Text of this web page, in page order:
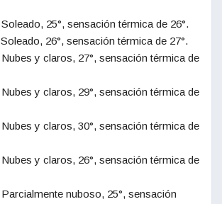
Soleado, 25°, sensación térmica de 26°.
Soleado, 26°, sensación térmica de 27°.
Nubes y claros, 27°, sensación térmica de
Nubes y claros, 29°, sensación térmica de
Nubes y claros, 30°, sensación térmica de
Nubes y claros, 26°, sensación térmica de
Parcialmente nuboso, 25°, sensación